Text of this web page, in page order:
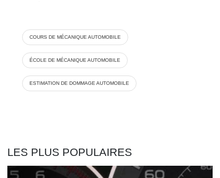
COURS DE MÉCANIQUE AUTOMOBILE
ÉCOLE DE MÉCANIQUE AUTOMOBILE
ESTIMATION DE DOMMAGE AUTOMOBILE
LES PLUS POPULAIRES